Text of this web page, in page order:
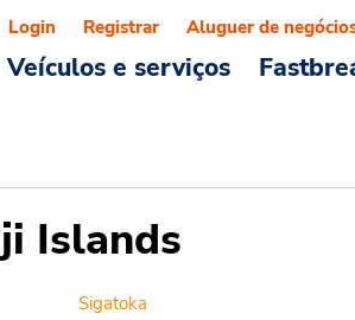
Veículos e serviços
Login Registrar Aluguer de
Islands
Sigatoka